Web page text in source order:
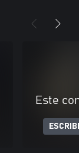
Este